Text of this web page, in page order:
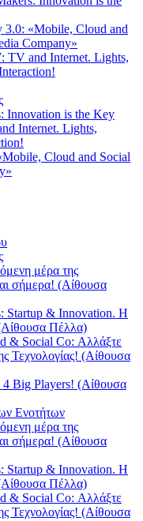
3.0: «Mobile, Cloud and
Company»
TV and Internet. Lights,
Innovation is the Key
Internet. Lights,
Cloud and Social
μέρα της
σήμερα! (Αίθουσα
Startup & Innovation. Η
Πέλλα)
& Social Co: Αλλάξτε
Τεχνολογίας! (Αίθουσα
Big Players! (Αίθουσα
Ενοτήτων
μέρα της
σήμερα! (Αίθουσα
Startup & Innovation. Η
Πέλλα)
& Social Co: Αλλάξτε
Τεχνολογίας! (Αίθουσα